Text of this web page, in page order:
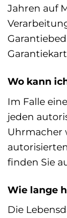
Jahren auf
Wo kann
Im Falle
jeden
Uhrmacher
finden Sie
Wie lange
Die